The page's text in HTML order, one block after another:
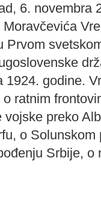
6. novembra
Moravčevića
Prvom
1924. godine.
o ratnim
vojske preko
o
Srbije, o